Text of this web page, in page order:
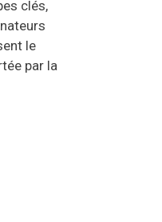
clés,
le
par la